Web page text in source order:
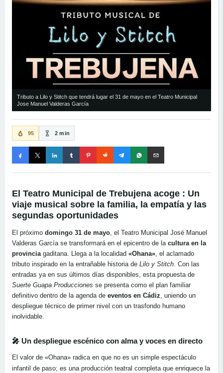
Tributo a Lilo y Stitch que tendrá lugar el 31 de mayo en el Teatro Municipal
Jose Manuel Valderas García
95 2 min
El Teatro Municipal de Trebujena acoge : Un
viaje musical sobre la familia, la empatía y las
segundas oportunidades
El próximo domingo 31 de mayo, el Teatro Municipal José Manuel
Valderas García se transformará en el epicentro de la cultura en la
provinciagaditana. Llega a la localidad «Ohana», el aclamado
tributo inspirado en la entrañable historia de Lilo y Stitch. Con las
entradas ya en sus últimos días disponibles, esta propuesta de
Suerte Guapa Producciones se presenta como el plan familiar
definitivo dentro de la agenda de eventos en Cádiz, uniendo un
despliegue técnico de primer nivel con un trasfondo humano
inolvidable.
🎤 Un despliegue escénico con alma y voces en directo
El valor de «Ohana» radica en que no es un simple espectáculo
infantil de paso; es una producción teatral completa que enriquece la